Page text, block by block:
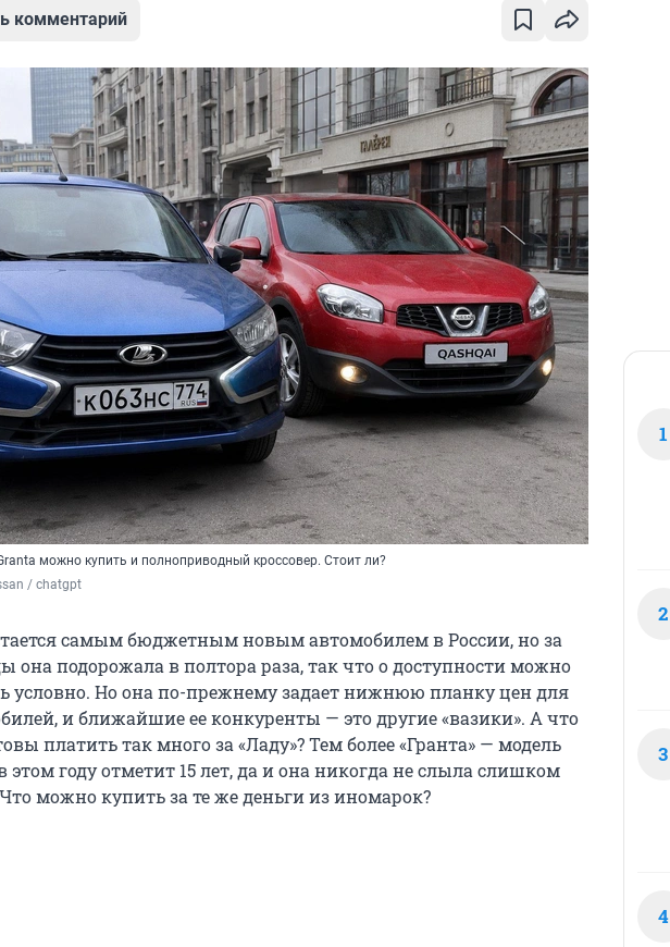
комментарий
можно купить и полноприводный кроссовер. Стоит ли?
/ chatgpt
самым бюджетным новым автомобилем в России, но за
она подорожала в полтора раза, так что о доступности можно
условно. Но она по-прежнему задает нижнюю планку цен для
и ближайшие ее конкуренты — это другие «вазики». А что
платить так много за «Ладу»? Тем более «Гранта» — модель
этом году отметит 15 лет, да и она никогда не слыла слишком
можно купить за те же деньги из иномарок?
1
2
3
4